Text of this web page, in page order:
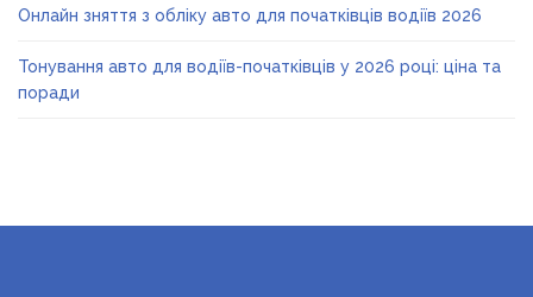
Онлайн зняття з обліку авто для початківців водіїв 2026
Тонування авто для водіїв-початківців у 2026 році: ціна та
поради